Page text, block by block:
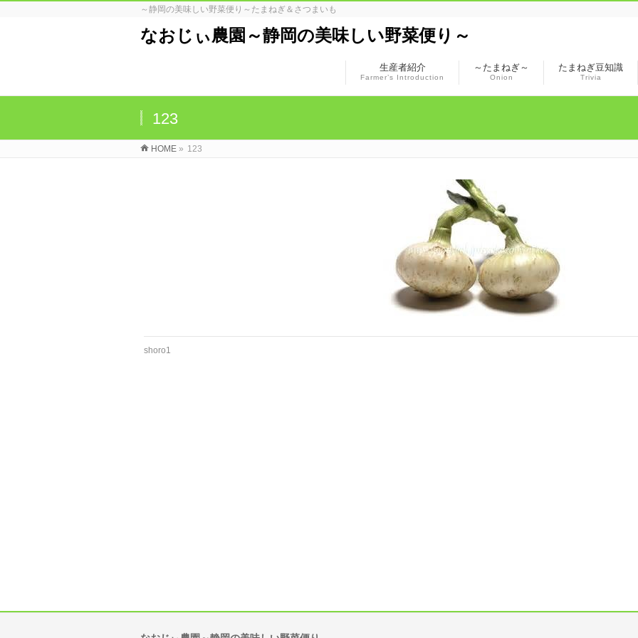
～静岡の美味しい野菜便り～たまねぎ＆さつまいも
なおじぃ農園～静岡の美味しい野菜便り～
生産者紹介
Farmer’s Introduction
～たまねぎ～
Onion
たまねぎ豆知識
Trivia
123
HOME » 123
shoro1